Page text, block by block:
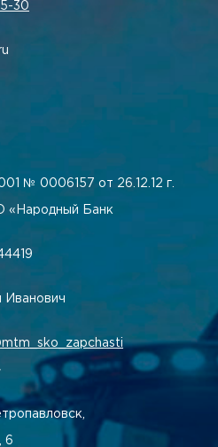
30
№ 0006157 от 26.12.12 г.
«Народный Банк
Иванович
6